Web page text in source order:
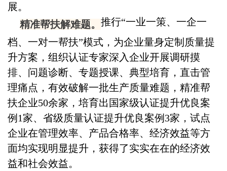
展。
精准帮扶解难题。 推行“一业一策、一企一
档、一对一帮扶”模式，为企业量身定制质量提
升方案，组织认证专家深入企业开展调研摸
排、问题诊断、专题授课、典型培育，直击管
理痛点，有效破解一批生产质量难题，精准帮
扶企业50余家，培育出国家级认证提升优良案
例1家、省级质量认证提升优良案例3家，试点
企业在管理效率、产品合格率、经济效益等方
面均实现明显提升，获得了实实在在的经济效
益和社会效益。